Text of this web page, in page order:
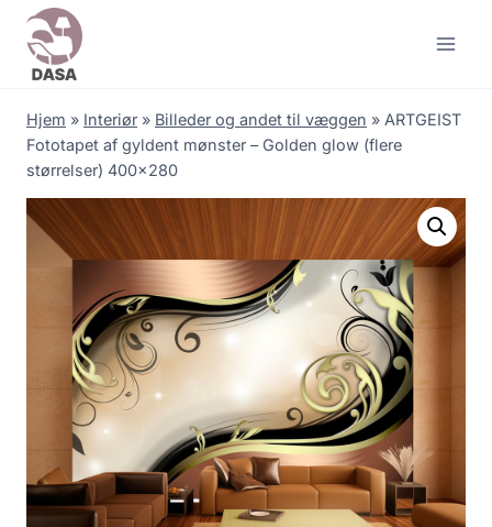
Skip
content
Hjem » Interiør » Billeder og andet til væggen » ARTGEIST
Fototapet af gyldent mønster – Golden glow (flere
størrelser) 400×280